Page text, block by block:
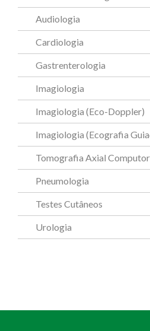
Audiologia
Cardiologia
Gastrenterologia
Imagiologia
Imagiologia (Eco-Doppler)
Imagiologia (Ecografia
Tomografia Axial
Pneumologia
Testes Cutâneos
Urologia